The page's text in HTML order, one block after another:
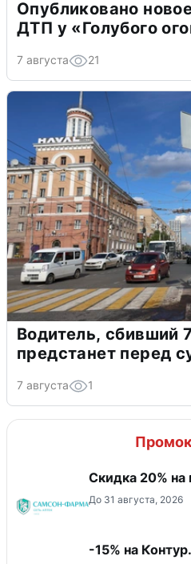
Опубликовано
ДТП у «Голубого
7 августа 21
Водитель, сбивший
предстанет перед
7 августа 1
Скидка 20% на
До 31 августа, 2026
-15% на